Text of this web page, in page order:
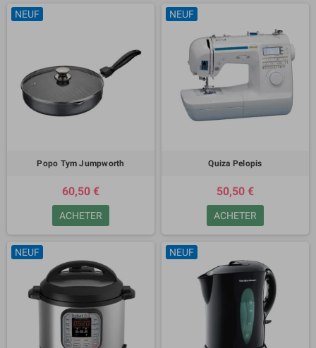
NEUF
Popo Tym Jumpworth
60,50 €
ACHETER
NEUF
Quiza Pelopis
50,50 €
ACHETER
NEUF NEUF